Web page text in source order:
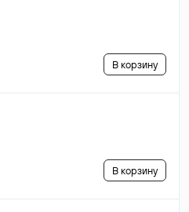
В корзину
В корзину